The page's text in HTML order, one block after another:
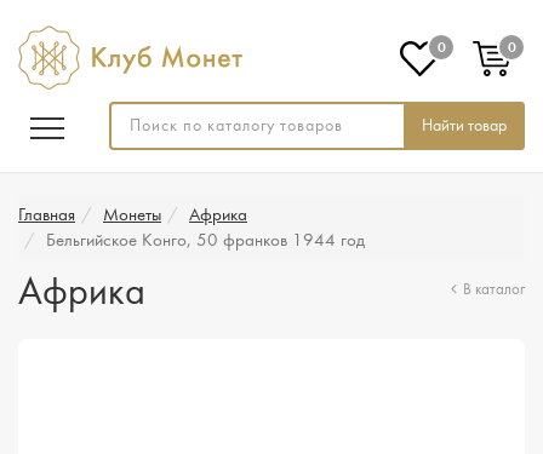
Найти товар
0 0
Главная Монеты
Африка
Бельгийское Конго, 50 франков 1944 год
Африка В каталог